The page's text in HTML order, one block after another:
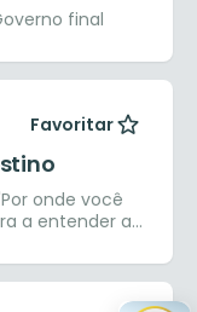
final
Favoritar
onde você
a entender a